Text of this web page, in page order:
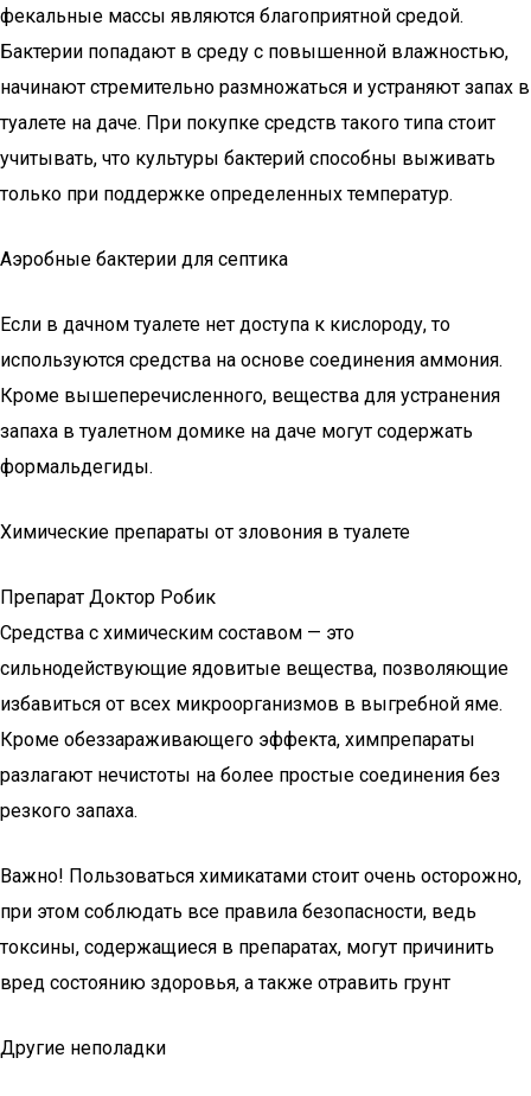
фекальные массы являются благоприятной средой.
Бактерии попадают в среду с повышенной влажностью,
начинают стремительно размножаться и устраняют запах в
туалете на даче. При покупке средств такого типа стоит
учитывать, что культуры бактерий способны выживать
только при поддержке определенных температур.
Аэробные бактерии для септика
Если в дачном туалете нет доступа к кислороду, то
используются средства на основе соединения аммония.
Кроме вышеперечисленного, вещества для устранения
запаха в туалетном домике на даче могут содержать
формальдегиды.
Химические препараты от зловония в туалете
Препарат Доктор Робик
Средства с химическим составом — это
сильнодействующие ядовитые вещества, позволяющие
избавиться от всех микроорганизмов в выгребной яме.
Кроме обеззараживающего эффекта, химпрепараты
разлагают нечистоты на более простые соединения без
резкого запаха.
Важно! Пользоваться химикатами стоит очень осторожно,
при этом соблюдать все правила безопасности, ведь
токсины, содержащиеся в препаратах, могут причинить
вред состоянию здоровья, а также отравить грунт
Другие неполадки